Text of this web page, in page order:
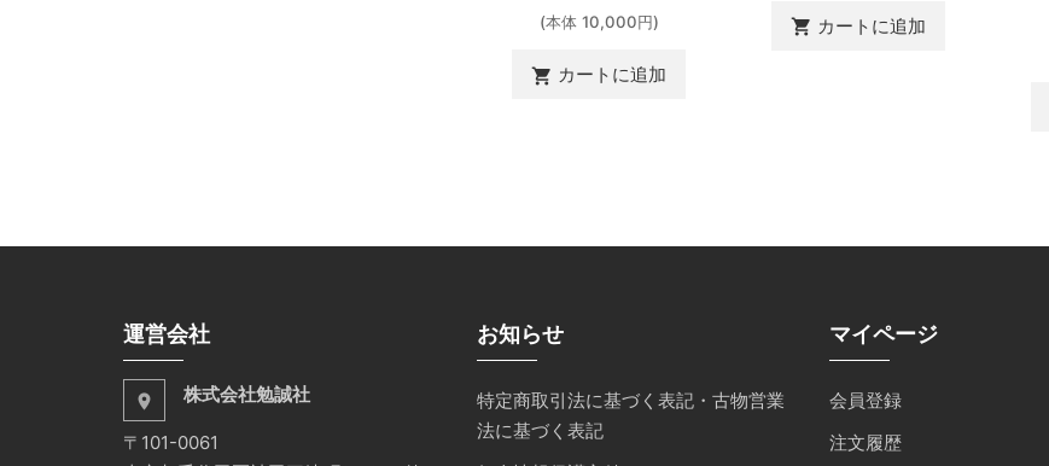
(本体 10,000円)
shopping_cart カートに追加
shopping_cart カートに追加
運営会社
place 株式会社勉誠社
〒101-0061
お知らせ
特定商取引法に基づく表記・古物営業
法に基づく表記
マイページ
会員登録
注文履歴